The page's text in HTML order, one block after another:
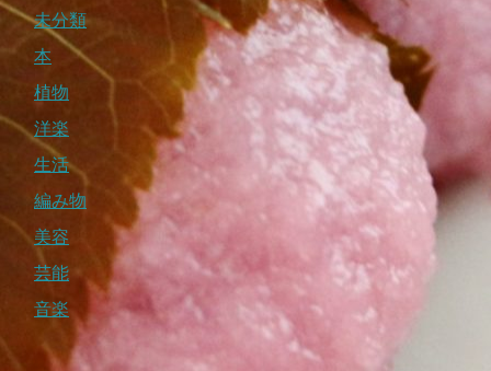
未分類
本
植物
洋楽
生活
編み物
美容
芸能
音楽